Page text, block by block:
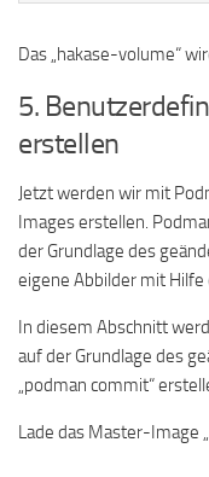
Das „hakase-volume“
5.
erstellen
Jetzt werden wir mit
Images erstellen.
der Grundlage des
eigene Abbilder mit Hilfe
In diesem Abschnitt
auf der Grundlage des
„podman commit“
Lade das Master-Image